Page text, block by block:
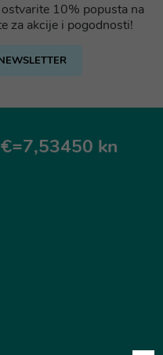
10% popusta na
za akcije i pogodnosti!
kn